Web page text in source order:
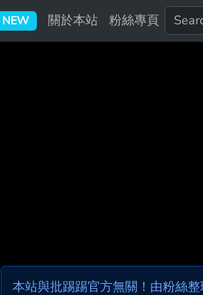
NEW 關於本站 粉絲專頁
本站與批踢踢官方無關！由粉絲